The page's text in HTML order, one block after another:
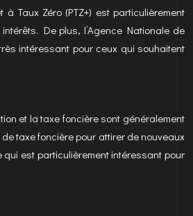
Taux Zéro (PTZ+) est particulièrement
De plus, l’Agence Nationale de
intéressant pour ceux qui souhaitent
et la taxe foncière sont généralement
taxe foncière pour attirer de nouveaux
est particulièrement intéressant pour